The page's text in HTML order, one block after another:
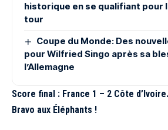
historique en se qualifiant pour
tour
Coupe du Monde: Des
pour Wilfried Singo après sa
l’Allemagne
Score final : France 1 – 2 Côte d’Ivoire.
Bravo aux Éléphants !